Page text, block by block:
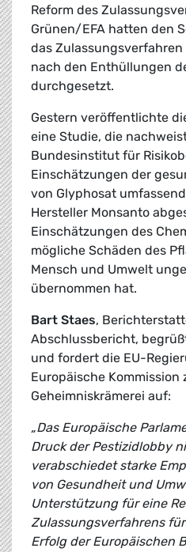
Reform des
Grünen/EFA hatten den
das Zulassungsverfahren
nach den Enthüllungen
durchgesetzt.
Gestern veröffentlichte
eine Studie, die
Bundesinstitut für
Einschätzungen der
von Glyphosat
Hersteller Monsanto
Einschätzungen des
mögliche Schäden des
Mensch und Umwelt
übernommen hat.
Bart Staes,
Abschlussbericht,
und fordert die EU-
Europäische Kommission
Geheimniskrämerei auf:
„Das Europäische
Druck der Pestizidlobby
verabschiedet starke
von Gesundheit und
Unterstützung für eine
Zulassungsverfahrens
Erfolg der Europäischen